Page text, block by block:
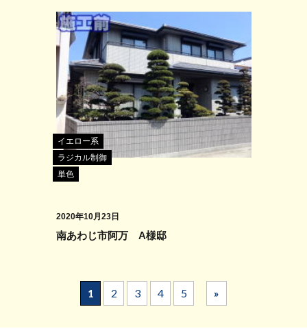
イエロー系
ラジカル制御
単色
2020年10月23日
南あわじ市阿万 A様邸
1 2 3 4 5 »